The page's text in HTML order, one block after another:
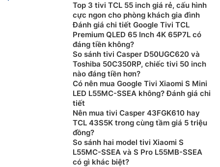
Top 3 tivi TCL 55 inch giá rẻ, cấu hình
cực ngon cho phòng khách gia đình
Đánh giá chi tiết Google Tivi TCL
Premium QLED 65 Inch 4K 65P7L có
đáng tiền không?
So sánh tivi Casper D50UGC620 và
Toshiba 50C350RP, chiếc tivi 50 inch
nào đáng tiền hơn?
Có nên mua Google Tivi Xiaomi S Mini
LED L55MC-SSEA không? Đánh giá chi
tiết
Nên mua tivi Casper 43FGK610 hay
TCL 43S5K trong cùng tầm giá 5 triệu
đồng?
So sánh hai model tivi Xiaomi S
L55MC-SSEA và S Pro L55MB-SSEA
có gì khác biệt?